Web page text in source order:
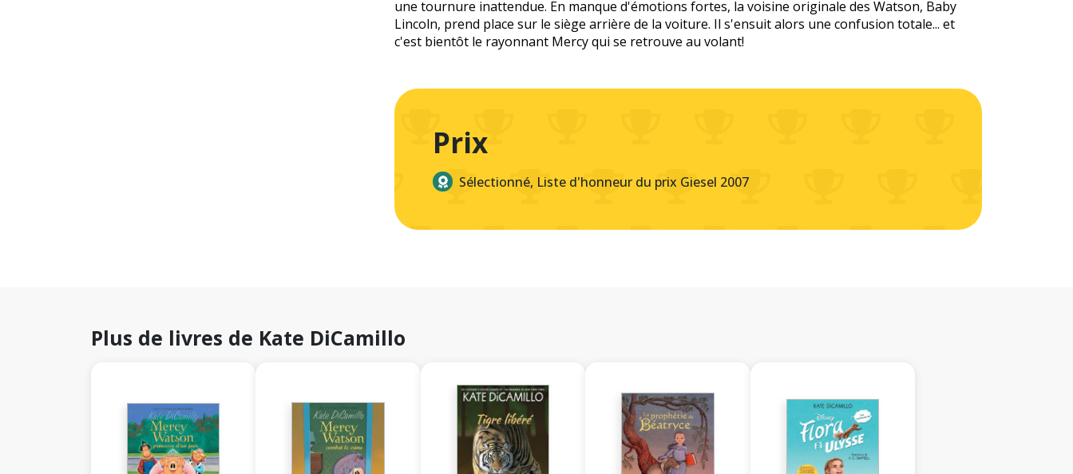
une tournure inattendue. En manque d'émotions fortes, la voisine originale des Watson, Baby
Lincoln, prend place sur le siège arrière de la voiture. Il s'ensuit alors une confusion totale... et
c'est bientôt le rayonnant Mercy qui se retrouve au volant!
Prix
Sélectionné, Liste d'honneur du prix Giesel 2007
Plus de livres de Kate DiCamillo